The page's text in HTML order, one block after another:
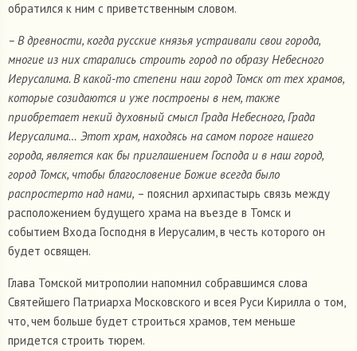
обратился к ним с приветственным словом.
– В древности, когда русские князья устраивали свои города,
многие из них старались строить город по образу Небесного
Иерусалима. В какой-то степени наш город Томск от тех храмов,
которые созидаются и уже построены в нем, также
приобретает некий духовный смысл Града Небесного, Града
Иерусалима… Этот храм, находясь на самом пороге нашего
города, является как бы приглашением Господа и в наш город,
город Томск, чтобы благословение Божие всегда было
распростерто над нами, – пояснил архипастырь связь между
расположением будущего храма на въезде в Томск и
событием Входа Господня в Иерусалим, в честь которого он
будет освящен.
Глава Томской митрополии напомнил собравшимся слова
Святейшего Патриарха Московского и всея Руси Кирилла о том,
что, чем больше будет строиться храмов, тем меньше
придется строить тюрем.